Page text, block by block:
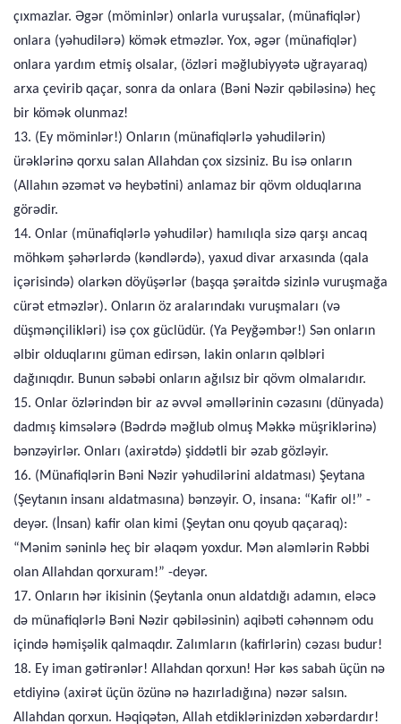
çıxmazlar. Əgər (möminlər) onlarla vuruşsalar, (münafiqlər)
onlara (yəhudilərə) kömək etməzlər. Yox, əgər (münafiqlər)
onlara yardım etmiş olsalar, (özləri məğlubiyyətə uğrayaraq)
arxa çevirib qaçar, sonra da onlara (Bəni Nəzir qəbiləsinə) heç
bir kömək olunmaz!
13. (Ey möminlər!) Onların (münafiqlərlə yəhudilərin)
ürəklərinə qorxu salan Allahdan çox sizsiniz. Bu isə onların
(Allahın əzəmət və heybətini) anlamaz bir qövm olduqlarına
görədir.
14. Onlar (münafiqlərlə yəhudilər) hamılıqla sizə qarşı ancaq
möhkəm şəhərlərdə (kəndlərdə), yaxud divar arxasında (qala
içərisində) olarkən döyüşərlər (başqa şəraitdə sizinlə vuruşmağa
cürət etməzlər). Onların öz aralarındakı vuruşmaları (və
düşmənçilikləri) isə çox güclüdür. (Ya Peyğəmbər!) Sən onların
əlbir olduqlarını güman edirsən, lakin onların qəlbləri
dağınıqdır. Bunun səbəbi onların ağılsız bir qövm olmalarıdır.
15. Onlar özlərindən bir az əvvəl əməllərinin cəzasını (dünyada)
dadmış kimsələrə (Bədrdə məğlub olmuş Məkkə müşriklərinə)
bənzəyirlər. Onları (axirətdə) şiddətli bir əzab gözləyir.
16. (Münafiqlərin Bəni Nəzir yəhudilərini aldatması) Şeytana
(Şeytanın insanı aldatmasına) bənzəyir. O, insana: “Kafir ol!” -
deyər. (İnsan) kafir olan kimi (Şeytan onu qoyub qaçaraq):
“Mənim səninlə heç bir əlaqəm yoxdur. Mən aləmlərin Rəbbi
olan Allahdan qorxuram!” -deyər.
17. Onların hər ikisinin (Şeytanla onun aldatdığı adamın, eləcə
də münafiqlərlə Bəni Nəzir qəbiləsinin) aqibəti cəhənnəm odu
içində həmişəlik qalmaqdır. Zalımların (kafirlərin) cəzası budur!
18. Ey iman gətirənlər! Allahdan qorxun! Hər kəs sabah üçün nə
etdiyinə (axirət üçün özünə nə hazırladığına) nəzər salsın.
Allahdan qorxun. Həqiqətən, Allah etdiklərinizdən xəbərdardır!